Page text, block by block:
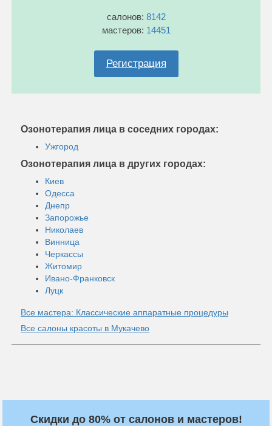
салонов: 8142
мастеров: 14451
Регистрация
Озонотерапия лица в соседних городах:
Ужгород
Озонотерапия лица в других городах:
Киев
Одесса
Днепр
Запорожье
Николаев
Винница
Черкассы
Житомир
Ивано-Франковск
Луцк
Все мастера: Классические аппаратные процедуры
Все салоны красоты в Мукачево
Скидки до 80% от салонов и мастеров!